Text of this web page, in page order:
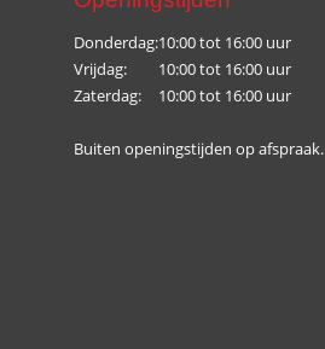
Donderdag:10:00 tot 16:00 uur
Vrijdag:
10:00 tot 16:00 uur
Zaterdag:
10:00 tot 16:00 uur
Buiten openingstijden op afspraak.